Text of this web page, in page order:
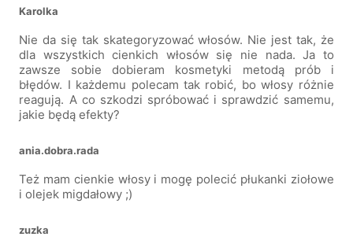
Karolka
Nie da się tak skategoryzować włosów. Nie jest tak, że
dla wszystkich cienkich włosów się nie nada. Ja to
zawsze sobie dobieram kosmetyki metodą prób i
błędów. I każdemu polecam tak robić, bo włosy różnie
reagują. A co szkodzi spróbować i sprawdzić samemu,
jakie będą efekty?
ania.dobra.rada
Też mam cienkie włosy i mogę polecić płukanki ziołowe
i olejek migdałowy ;)
zuzka